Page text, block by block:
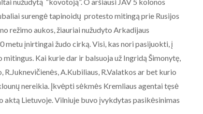
nužudytą “kovotoją”. O aršiausi JAV 5 kolonos
surengė tapinoidų protesto mitingą prie Rusijos
režimo aukos, žiauriai nužudyto Arkadijaus
įnirtingai žudo cirką. Visi, kas nori pasijuokti, į
Kai kurie dar ir balsuoja už Ingridą Šimonytę,
A.Kubiliaus, R.Valatkos ar bet kurio
nereikia. Įkvėpti sėkmės Kremliaus agentai tęsė
Lietuvoje. Vilniuje buvo įvykdytas pasikėsinimas
MAIDANIZAVIMUI! 2020-08-19
Baltarusijos palaikymo
akcija prie Baltarusijos
ambasados Vilniuje.
2020-08-19